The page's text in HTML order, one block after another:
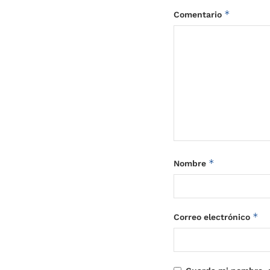
Comentario *
Nombre *
Correo electrónico *